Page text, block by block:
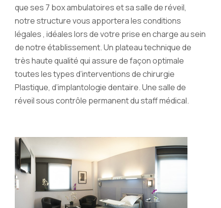
que ses 7 box ambulatoires et sa salle de réveil,
notre structure vous apportera les conditions
légales , idéales lors de votre prise en charge au sein
de notre établissement. Un plateau technique de
très haute qualité qui assure de façon optimale
toutes les types d’interventions de chirurgie
Plastique, d’implantologie dentaire. Une salle de
réveil sous contrôle permanent du staff médical.